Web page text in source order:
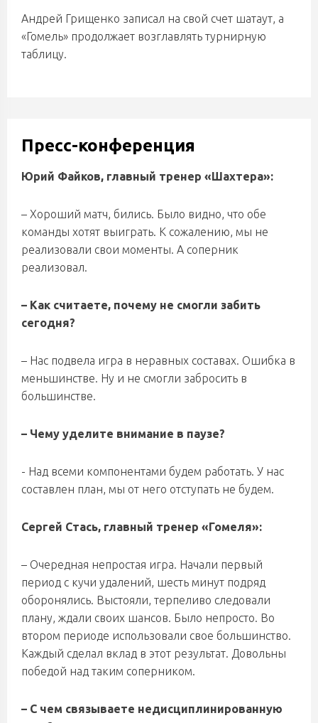
Андрей Грищенко записал на свой счет шатаут, а
«Гомель» продолжает возглавлять турнирную
таблицу.
Пресс-конференция
Юрий Файков, главный тренер «Шахтера»:
– Хороший матч, бились. Было видно, что обе
команды хотят выиграть. К сожалению, мы не
реализовали свои моменты. А соперник
реализовал.
– Как считаете, почему не смогли забить
сегодня?
– Нас подвела игра в неравных составах. Ошибка в
меньшинстве. Ну и не смогли забросить в
большинстве.
– Чему уделите внимание в паузе?
- Над всеми компонентами будем работать. У нас
составлен план, мы от него отступать не будем.
Сергей Стась, главный тренер «Гомеля»:
– Очередная непростая игра. Начали первый
период с кучи удалений, шесть минут подряд
оборонялись. Выстояли, терпеливо следовали
плану, ждали своих шансов. Было непросто. Во
втором периоде использовали свое большинство.
Каждый сделал вклад в этот результат. Довольны
победой над таким соперником.
– С чем связываете недисциплинированную